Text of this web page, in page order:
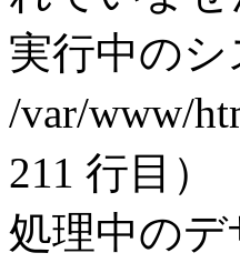
実行中の
/var/www/
211 行目）
処理中の